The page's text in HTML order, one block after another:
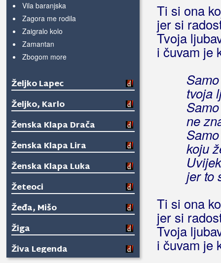
Vila baranjska
Zagora me rodila
Zaigralo kolo
Zamantan
Zbogom more
Željko Lapec
Željko, Karlo
Ženska Klapa Drača
Ženska Klapa Lira
Ženska Klapa Luka
Žeteoci
Žeđa, Mišo
Žiga
Živa Legenda
Ti si ona
jer si
Tvoja
i čuvam je
tvoja
ne
koju
jer to
Ti si ona
jer si
Tvoja
i čuvam je